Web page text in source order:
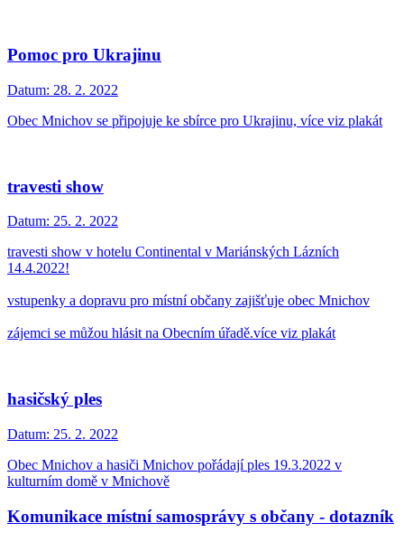
Pomoc pro Ukrajinu
Datum: 28. 2. 2022
Obec Mnichov se připojuje ke sbírce pro Ukrajinu, více viz plakát
travesti show
Datum: 25. 2. 2022
travesti show v hotelu Continental v Mariánských Lázních
14.4.2022!
vstupenky a dopravu pro místní občany zajišťuje obec Mnichov
zájemci se můžou hlásit na Obecním úřadě.více viz plakát
hasičský ples
Datum: 25. 2. 2022
Obec Mnichov a hasiči Mnichov pořádají ples 19.3.2022 v
kulturním domě v Mnichově
Komunikace místní samosprávy s občany - dotazník